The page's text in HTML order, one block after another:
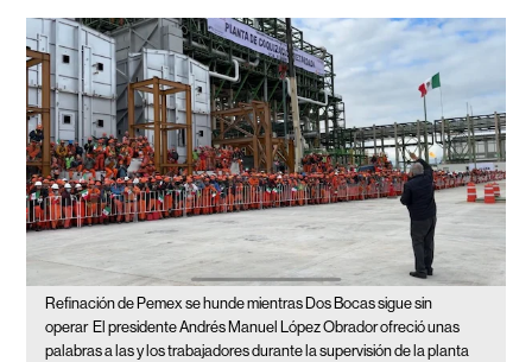
Refinación de Pemex se hunde mientras Dos Bocas sigue sin
operar El presidente Andrés Manuel López Obrador ofreció unas
palabras a las y los trabajadores durante la supervisión de la planta